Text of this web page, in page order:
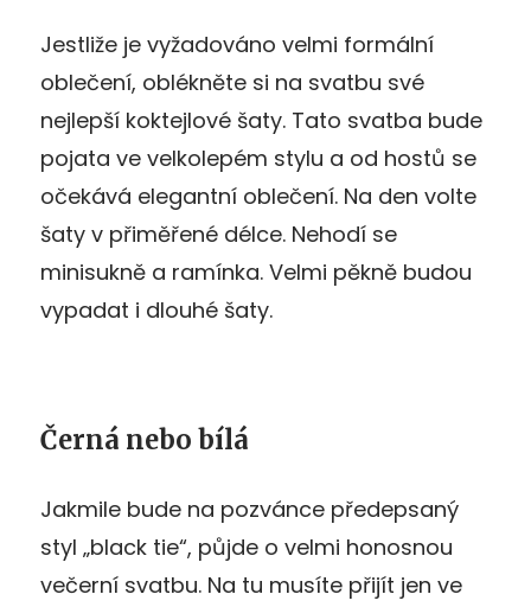
Jestliže je vyžadováno velmi formální
oblečení, oblékněte si na svatbu své
nejlepší koktejlové šaty. Tato svatba bude
pojata ve velkolepém stylu a od hostů se
očekává elegantní oblečení. Na den volte
šaty v přiměřené délce. Nehodí se
minisukně a ramínka. Velmi pěkně budou
vypadat i dlouhé šaty.
Černá nebo bílá
Jakmile bude na pozvánce předepsaný
styl „black tie“, půjde o velmi honosnou
večerní svatbu. Na tu musíte přijít jen ve